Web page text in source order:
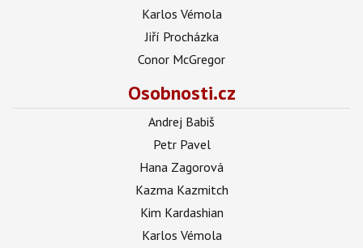
Karlos Vémola
Jiří Procházka
Conor McGregor
Osobnosti.cz
Andrej Babiš
Petr Pavel
Hana Zagorová
Kazma Kazmitch
Kim Kardashian
Karlos Vémola